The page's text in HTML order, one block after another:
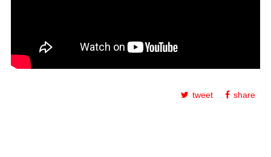
tweet share